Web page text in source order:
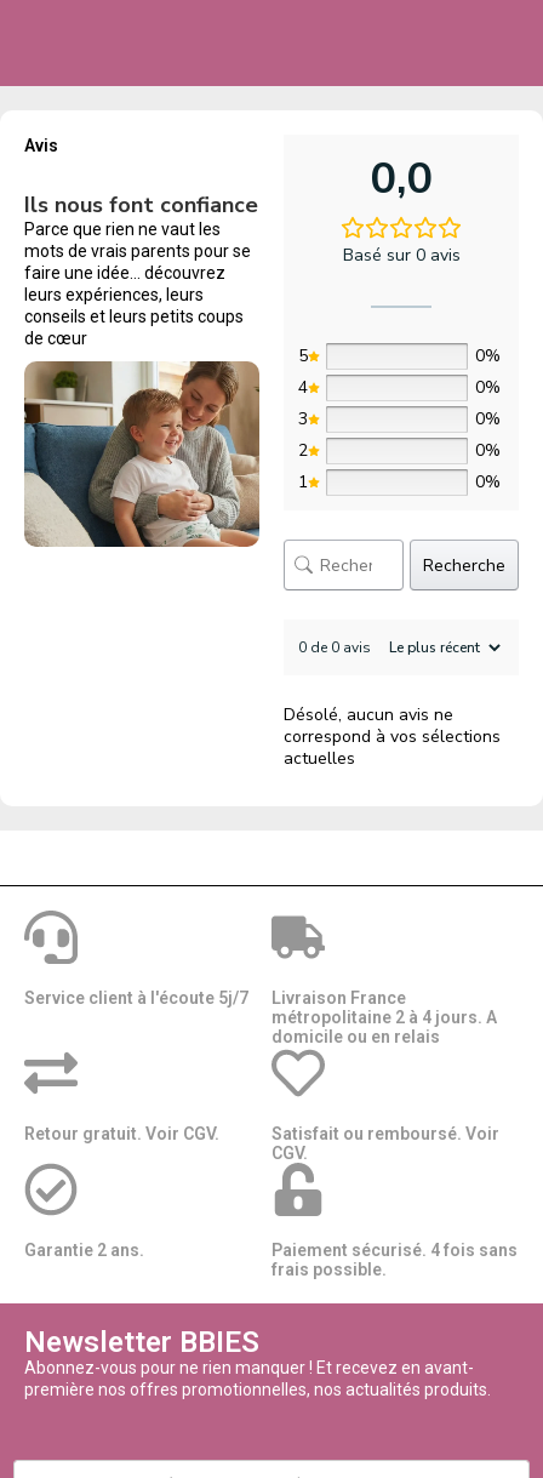
Avis
Ils nous font confiance
Parce que rien ne vaut les
mots de vrais parents pour se
faire une idée… découvrez
leurs expériences, leurs
conseils et leurs petits coups
de cœur
0,0
Basé sur 0 avis
5
0%
4
0%
3
0%
2
0%
1
0%
Recherche
0 de 0 avis
Désolé, aucun avis ne
correspond à vos sélections
actuelles
Service client à l'écoute 5j/7
Livraison France
métropolitaine 2 à 4 jours. A
domicile ou en relais​​
Retour gratuit. Voir CGV.
Satisfait ou remboursé. Voir
CGV.
Garantie 2 ans.
Paiement sécurisé. 4 fois sans
frais possible.
Newsletter BBIES
Abonnez-vous pour ne rien manquer ! Et recevez en avant-
première nos offres promotionnelles, nos actualités produits.